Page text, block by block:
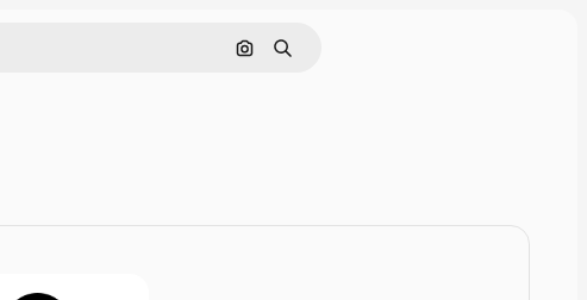
Rechercher par image
Rechercher